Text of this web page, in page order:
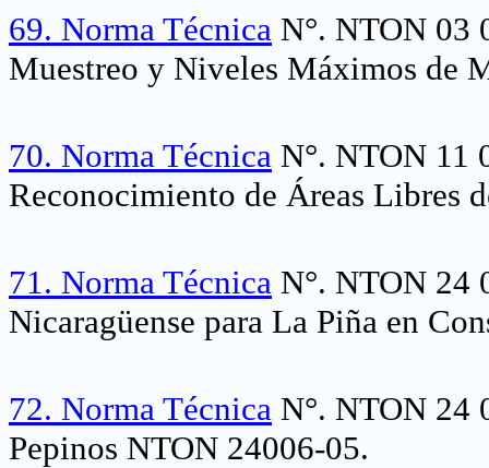
69. Norma Técnica N°. NTON 03
Muestreo y Niveles Máximos de
70. Norma Técnica N°. NTON 11
Reconocimiento de Áreas Libres
71. Norma Técnica N°. NTON 24
Nicaragüense para La Piña en
72. Norma Técnica N°. NTON 24
Pepinos NTON 24006-05.